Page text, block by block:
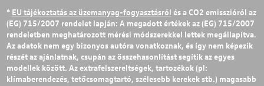
* EU tájékoztatás az üzemanyag-fogyasztásról és a CO2 emisszióról az
(EG) 715/2007 rendelet lapján: A megadott értékek az (EG) 715/2007
rendeletben meghatározott mérési módszerekkel lettek megállapítva.
Az adatok nem egy bizonyos autóra vonatkoznak, és így nem képezik
részét az ajánlatnak, csupán az összehasonlítást segítik az egyes
modellek között. Az extrafelszereltségek, tartozékok (pl:
klímaberendezés, tetőcsomagtartó, szélesebb kerekek stb.) magasabb